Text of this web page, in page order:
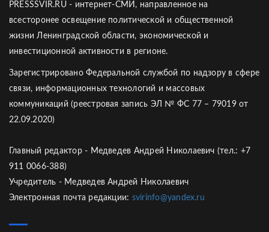
PRESSSVIR.RU - интернет-СМИ, направленное на
всесторонее освещение политической и общественной
жизни Ленинградской области, экономической и
инвестиционной активности в регионе.
Зарегистрировано Федеральной службой по надзору в сфере
связи, информационных технологий и массовых
коммуникаций (реестровая запись ЭЛ № ФС 77 – 79019 от
22.09.2020)
Главный редактор - Медведев Андрей Николаевич (тел.: +7
911 0066-388)
Учредитель - Медведев Андрей Николаевич
Электронная почта редакции: svirinfo@yandex.ru